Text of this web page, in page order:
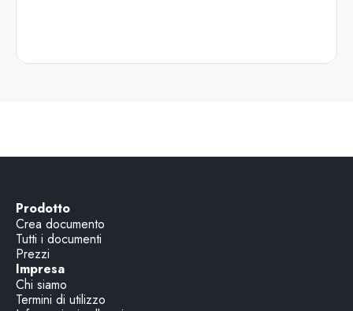
Prodotto
Crea documento
Tutti i documenti
Prezzi
Impresa
Chi siamo
Termini di utilizzo